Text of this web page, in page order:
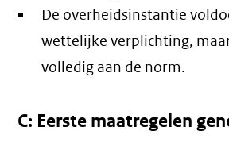
De overheidsinstantie
wettelijke verplichting,
volledig aan de norm.
C: Eerste maatregelen